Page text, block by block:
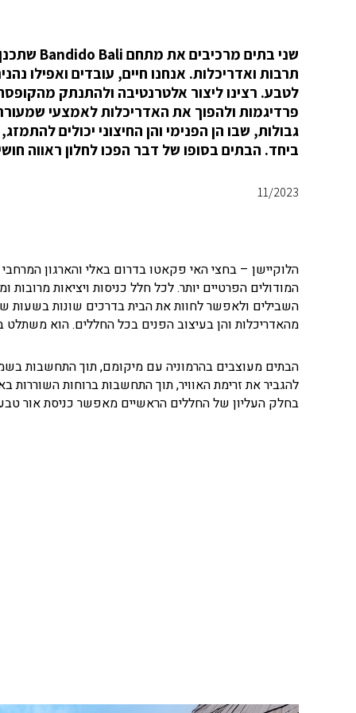
תרבות ואדריכלות. אנחנו חיים, עובדים ואפילו
לטבע. רצינו ליצור אלטרנטיבה ולהתנתק
פרדיגמות ולהפוך את האדריכלות לאמצעי
גבולות, שבו הן הפנימי והן החיצוני יכולים
ביחד. הבתים בסופו של דבר הפכו לחלון ראווה
11/2023
הלוקיישן – בחצי האי פקאטו בדרום באלי והארגון
המודולים הפרטיים יותר. לכל חלל כניסות ויציאות
השבילים ולאפשר לחוות את הבית בדרכים שונות בשעות
מהאדריכלות והן בעיצוב הפנים בכל החללים. הוא
הבתים מעוצבים בהרמוניה עם מיקומם, תוך התחשבות
להגביר את זרימת האוויר, תוך התחשבות ברוחות השוררות
בחלק העליון של החללים הראשיים מאפשר כניסת אור